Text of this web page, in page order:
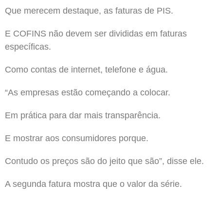
Que merecem destaque, as faturas de PIS.
E COFINS não devem ser divididas em faturas
específicas.
Como contas de internet, telefone e água.
“As empresas estão começando a colocar.
Em prática para dar mais transparência.
E mostrar aos consumidores porque.
Contudo os preços são do jeito que são”, disse ele.
A segunda fatura mostra que o valor da série.